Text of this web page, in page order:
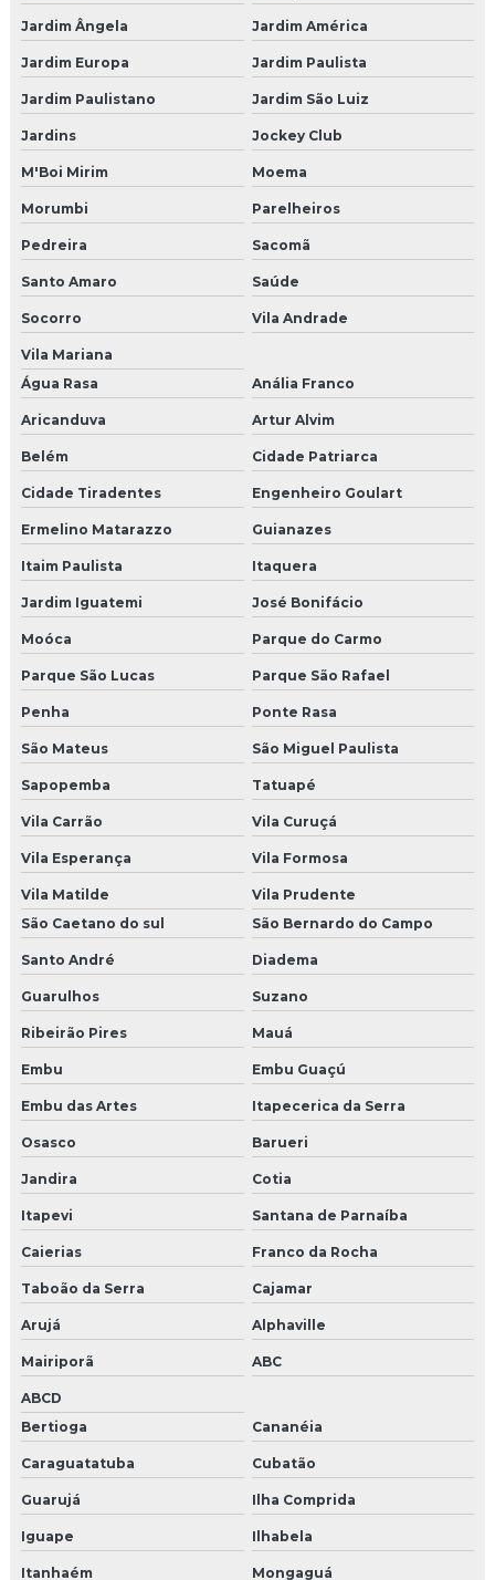
Empresas de cenografia sp
Pet park
Brinquedao para restaurante
Fabricante de brinquedão
Projeto de brinquedão
Brinquedão para buffet
Agencia produtora de eventos sp
Empresa de produção de eventos
Empresas de produção de eventos em sp
Empresas organizadoras de congressos
Produtora de eventos corporativos em sp
Produtora de shows e eventos sp
Agencia campanha de incentivo
Agencia de endomarketing
Agencia de endomarketing sp
Agencia de incentivo
Empresa de brindes corporativos
Empresa de brindes personalizados sp
Agencia de live marketing
Empresas de brindes promocionais
Empresa que faz pet park
Empresas de brindes
Empresa de shows e eventos
Produtora de shows e eventos
Empresas de shows e eventos em sp
Produtora de eventos corporativos são paulo
Agencia de criação
Agencia de eventos em campinas
Empresa de criação de publicidade
Empresas cenografia em campinas
Jardim Ângela Jardim América
Jardim Europa Jardim Paulista
Jardim Paulistano Jardim São Luiz
Jardins Jockey Club
M'Boi Mirim Moema
Morumbi Parelheiros
Pedreira Sacomã
Santo Amaro Saúde
Socorro Vila Andrade
Vila Mariana
Água Rasa
Anália Franco
Aricanduva Artur Alvim
Belém Cidade Patriarca
Cidade Tiradentes Engenheiro Goulart
Ermelino Matarazzo Guianazes
Itaim Paulista Itaquera
Jardim Iguatemi José Bonifácio
Moóca Parque do Carmo
Parque São Lucas Parque São Rafael
Penha Ponte Rasa
São Mateus São Miguel Paulista
Sapopemba Tatuapé
Vila Carrão Vila Curuçá
Vila Esperança Vila Formosa
Vila Matilde
Vila Prudente
São Caetano do sul
São Bernardo do Campo
Santo André Diadema
Guarulhos Suzano
Ribeirão Pires Mauá
Embu Embu Guaçú
Embu das Artes Itapecerica da Serra
Osasco Barueri
Jandira Cotia
Itapevi Santana de Parnaíba
Caierias Franco da Rocha
Taboão da Serra Cajamar
Arujá Alphaville
Mairiporã ABC
ABCD
Bertioga
Cananéia
Caraguatatuba Cubatão
Guarujá Ilha Comprida
Iguape Ilhabela
Itanhaém Mongaguá